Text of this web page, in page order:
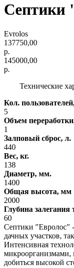
Септики
Evrolos
137750,00
р.
145000,00
р.
Технические
Кол.
5
Объем
1
Залповый сброс, л.
440
Вес, кг.
138
Диаметр, мм.
1400
Общая высота, мм
2000
Глубина
60
Септики "Евролос"
дачных участков,
Интенсивная
микроорганизмами,
добиться высокой